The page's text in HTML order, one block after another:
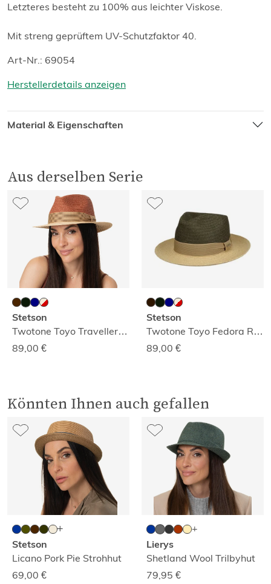
Letzteres besteht zu 100% aus leichter Viskose.
Mit streng geprüftem UV-Schutzfaktor 40.
Art-Nr.: 69054
Herstellerdetails anzeigen
Material & Eigenschaften
Aus derselben Serie
Stetson
Twotone Toyo Traveller Raffiastrohhut
89,00 €
Stetson
Twotone Toyo Fedora Raffiastrohhut
89,00 €
Könnten Ihnen auch gefallen
Stetson
Licano Pork Pie Strohhut
69,00 €
Lierys
Shetland Wool Trilbyhut
79,95 €